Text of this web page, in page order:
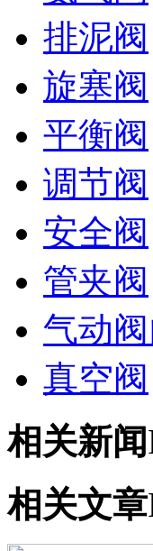
排泥阀
旋塞阀
平衡阀
调节阀
安全阀
管夹阀
气动
真空阀
相关新闻
相关文章